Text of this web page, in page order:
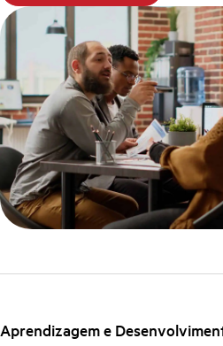
Aprendizagem e